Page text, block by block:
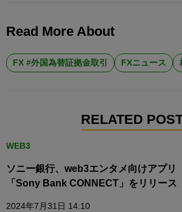
Read More About
FX #外国為替証拠金取引 FXニュース
RELATED
WEB3
ソニー銀行、web3エンタメ向けアプリ
「Sony Bank CONNECT」をリリース
2024年7月31日 14:10